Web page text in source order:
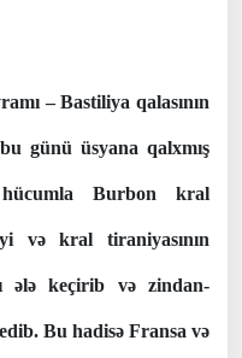
– Bastiliya qalasının
günü üsyana qalxmış
hücumla Burbon kral
və kral tiraniyasının
ələ keçirib və zindan-
Bu hadisə Fransa və